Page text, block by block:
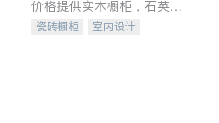
价格提供实木橱柜，石英石
台面，多种优质不锈钢水
瓷砖橱柜
室内设计